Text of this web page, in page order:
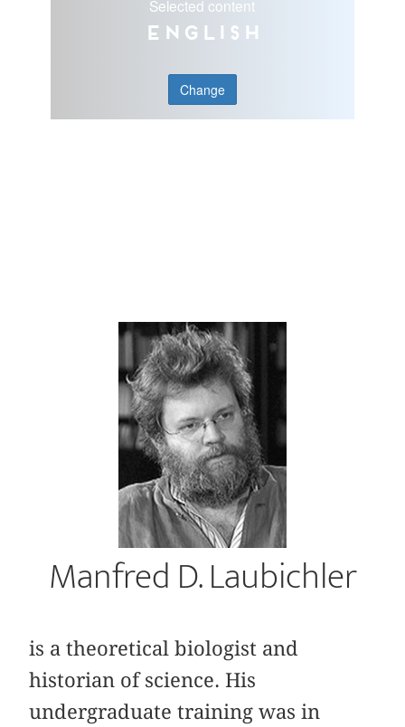
Selected content
English
Change
Manfred D. Laubichler
is a theoretical biologist and
historian of science. His
undergraduate training was in